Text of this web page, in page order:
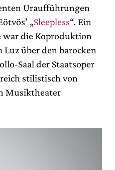
Uraufführungen
„Sleepless“. Ein
war die Koproduktion
über den barocken
Saal der Staatsoper
stilistisch von
Musiktheater